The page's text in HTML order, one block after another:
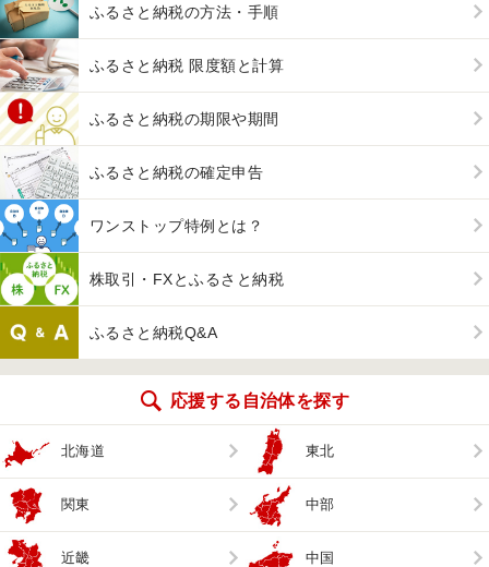
ふるさと納税の方法・手順
ふるさと納税 限度額と計算
ふるさと納税の期限や期間
ふるさと納税の確定申告
ワンストップ特例とは？
株取引・FXとふるさと納税
ふるさと納税Q&A
応援する自治体を探す
北海道 東北
関東 中部
近畿 中国